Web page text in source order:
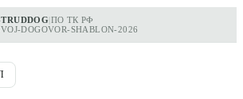
|ПО ТК РФ
DOGOVOR-SHABLON-2026